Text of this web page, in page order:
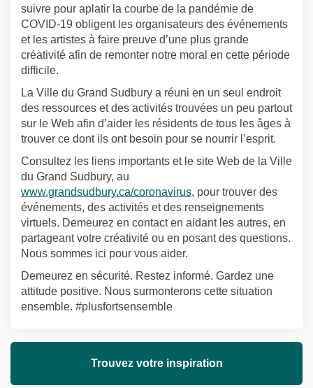
suivre pour aplatir la courbe de la pandémie de
COVID-19 obligent les organisateurs des événements
et les artistes à faire preuve d’une plus grande
créativité afin de remonter notre moral en cette période
difficile.
La Ville du Grand Sudbury a réuni en un seul endroit
des ressources et des activités trouvées un peu partout
sur le Web afin d’aider les résidents de tous les âges à
trouver ce dont ils ont besoin pour se nourrir l’esprit.
Consultez les liens importants et le site Web de la Ville
du Grand Sudbury, au
www.grandsudbury.ca/coronavirus(Liens externes)
, pour trouver des
événements, des activités et des renseignements
virtuels. Demeurez en contact en aidant les autres, en
partageant votre créativité ou en posant des questions.
Nous sommes ici pour vous aider.
Demeurez en sécurité. Restez informé. Gardez une
attitude positive. Nous surmonterons cette situation
ensemble. #plusfortsensemble
Trouvez votre inspiration